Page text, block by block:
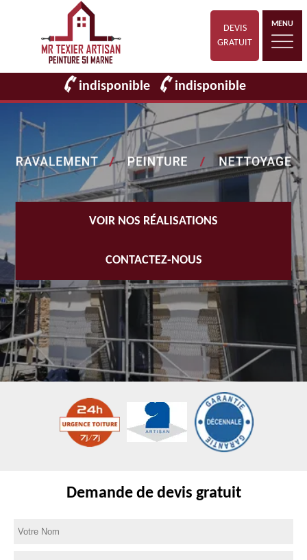
DEVIS
GRATUIT
MENU
indisponible indisponible
VOIR NOS RÉALISATIONS
CONTACTEZ-NOUS
Demande de devis gratuit